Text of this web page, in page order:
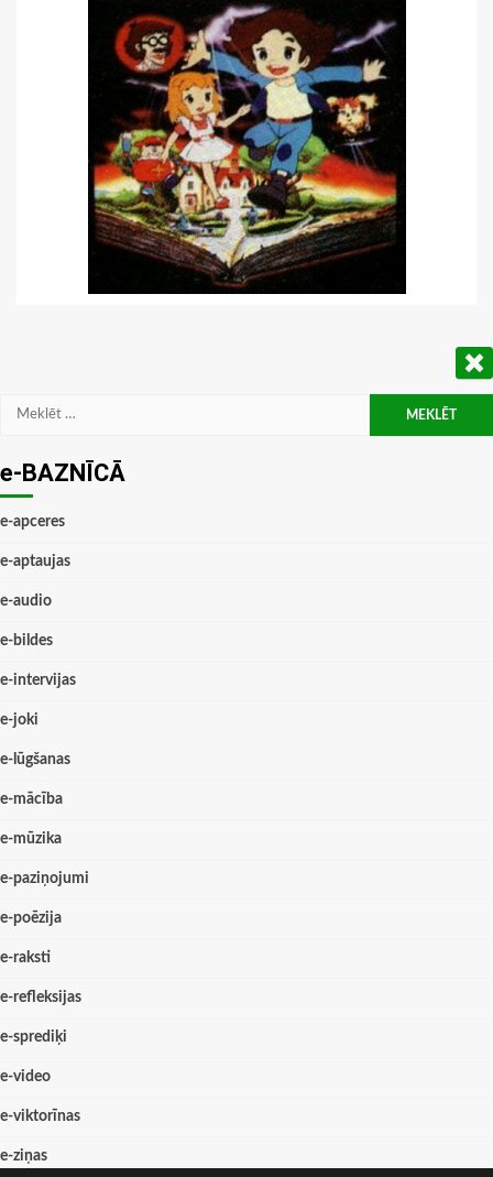
Meklēt:
e-BAZNĪCĀ
e-apceres
e-aptaujas
e-audio
e-bildes
e-intervijas
e-joki
e-lūgšanas
e-mācība
e-mūzika
e-paziņojumi
e-poēzija
e-raksti
e-refleksijas
e-sprediķi
e-video
e-viktorīnas
e-ziņas